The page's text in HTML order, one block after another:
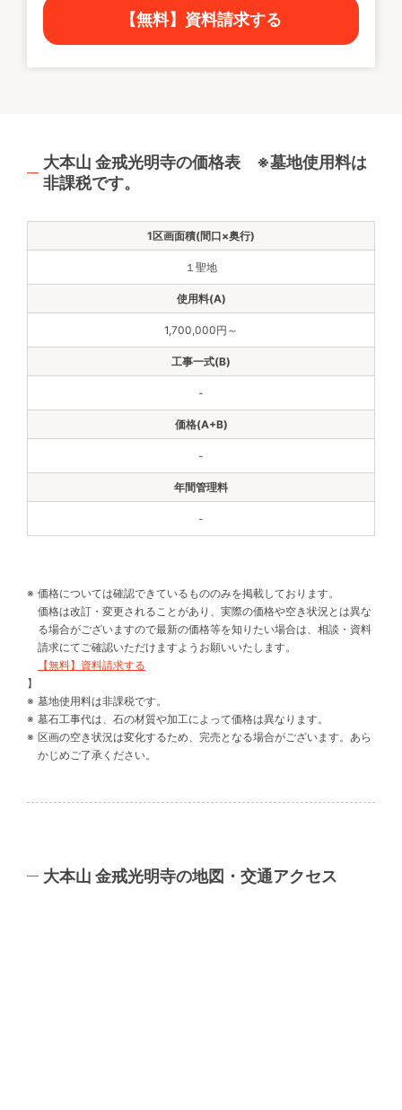
【無料】資料請求する
大本山 金戒光明寺の価格表 ※墓地使用料は
非課税です。
１聖地
1,700,000円～
-
-
-
価格については確認できているもののみを掲載しております。
価格は改訂・変更されることがあり、実際の価格や空き状況とは異な
る場合がございますので最新の価格等を知りたい場合は、相談・資料
請求にてご確認いただけますようお願いいたします。
【無料】資料請求する
】
墓地使用料は非課税です。
墓石工事代は、石の材質や加工によって価格は異なります。
区画の空き状況は変化するため、完売となる場合がございます。あら
かじめご了承ください。
大本山 金戒光明寺の地図・交通アクセス